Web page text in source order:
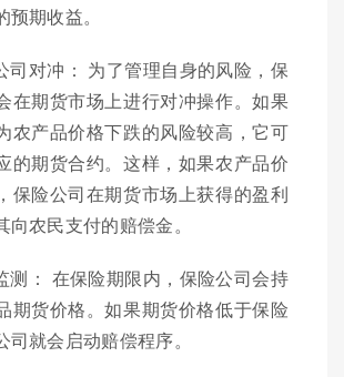
期收益。
司对冲： 为了管理自身的风险，保
在期货市场上进行对冲操作。如果
农产品价格下跌的风险较高，它可
的期货合约。这样，如果农产品价
保险公司在期货市场上获得的盈利
农民支付的赔偿金。
测： 在保险期限内，保险公司会持
期货价格。如果期货价格低于保险
就会启动赔偿程序。